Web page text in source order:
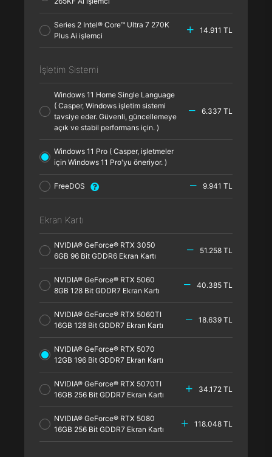
Series 2 Intel® Core™ Ultra 7 270K
Plus Ai işlemci
14.911 TL
İşletim Sistemi
Windows 11 Home Single Language
( Casper, Windows işletim sistemi
tavsiye eder. Güvenli, güncellemeye
açık ve stabil performans için. )
6.337 TL
Windows 11 Pro ( Casper, işletmeler
için Windows 11 Pro'yu öneriyor. )
FreeDOS 9.941 TL
Ekran Kartı
NVIDIA® GeForce® RTX 3050
6GB 96 Bit GDDR6 Ekran Kartı
51.258 TL
NVIDIA® GeForce® RTX 5060
8GB 128 Bit GDDR7 Ekran Kartı
40.385 TL
NVIDIA® GeForce® RTX 5060TI
16GB 128 Bit GDDR7 Ekran Kartı
18.639 TL
NVIDIA® GeForce® RTX 5070
12GB 196 Bit GDDR7 Ekran Kartı
NVIDIA® GeForce® RTX 5070TI
16GB 256 Bit GDDR7 Ekran Kartı
34.172 TL
NVIDIA® GeForce® RTX 5080
16GB 256 Bit GDDR7 Ekran Kartı
118.048 TL